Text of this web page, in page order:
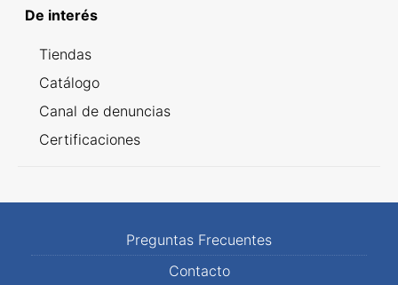
De interés
Tiendas
Catálogo
Canal de denuncias
Certificaciones
Preguntas Frecuentes
Contacto